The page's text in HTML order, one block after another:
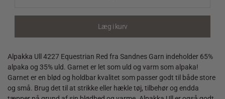
Læg i kurv
Alpakka Ull 4227 Equestrian Red fra Sandnes Garn indeholder 65%
alpaka og 35% uld. Garnet er let som uld og varm som alpaka!
Garnet er en blød og holdbar kvalitet som passer godt til både store
og små. Brug det til at strikke eller hækle tøj, tilbehør og endda